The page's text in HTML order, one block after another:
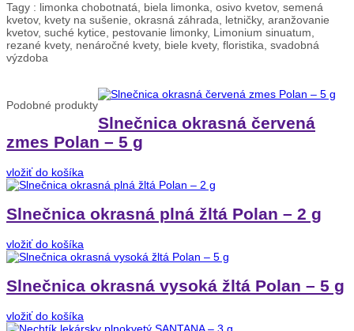
Tagy : limonka chobotnatá, biela limonka, osivo kvetov, semená
kvetov, kvety na sušenie, okrasná záhrada, letničky, aranžovanie
kvetov, suché kytice, pestovanie limonky, Limonium sinuatum,
rezané kvety, nenáročné kvety, biele kvety, floristika, svadobná
výzdoba
Podobné produkty
Slnečnica okrasná červená
zmes Polan – 5 g
vložiť do košíka
Slnečnica okrasná plná žltá Polan – 2 g
vložiť do košíka
Slnečnica okrasná vysoká žltá Polan – 5 g
vložiť do košíka